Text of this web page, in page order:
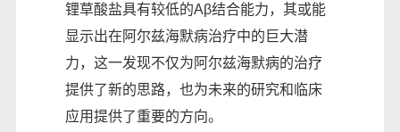
锂草酸盐具有较低的Aβ结合能力，其或能
显示出在阿尔兹海默病治疗中的巨大潜
力，这一发现不仅为阿尔兹海默病的治疗
提供了新的思路，也为未来的研究和临床
应用提供了重要的方向。